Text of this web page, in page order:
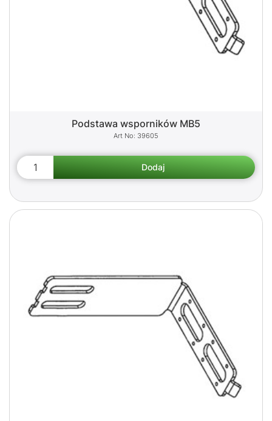
Podstawa wsporników MB5
39605